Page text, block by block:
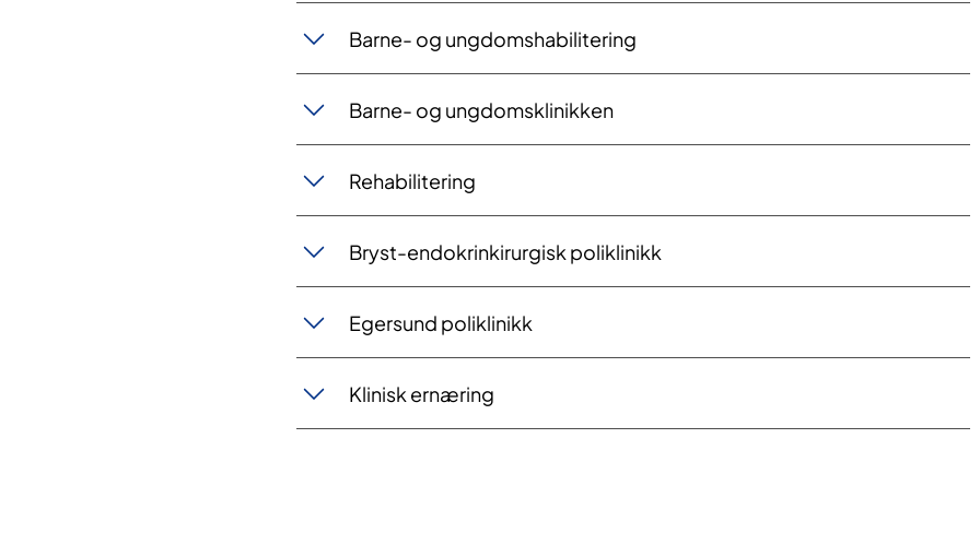
Barne- og ungdomshabilitering
Barne- og ungdomsklinikken
Rehabilitering
Bryst-endokrinkirurgisk poliklinikk
Egersund poliklinikk
Klinisk ernæring